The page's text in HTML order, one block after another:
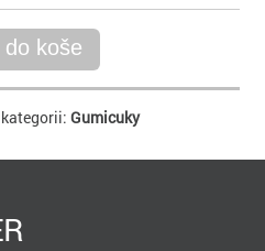
do koše
Gumicuky